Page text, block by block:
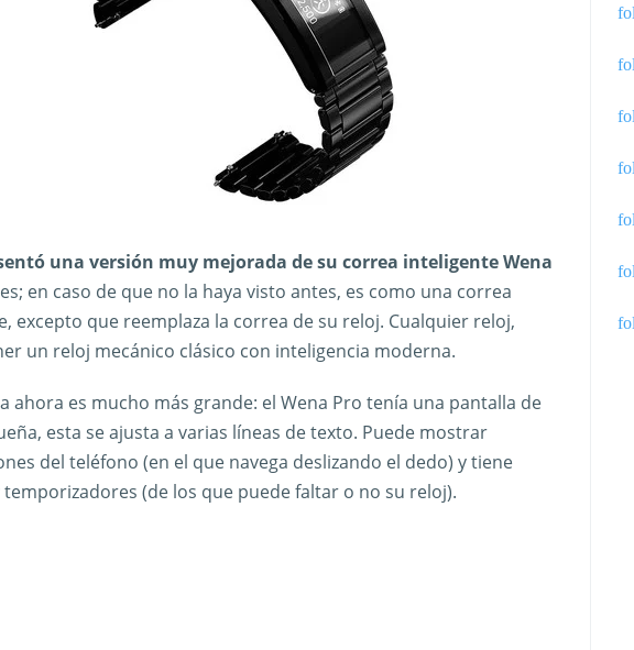
una versión muy mejorada de su correa inteligente Wena
en caso de que no la haya visto antes, es como una correa
excepto que reemplaza la correa de su reloj. Cualquier reloj,
un reloj mecánico clásico con inteligencia moderna.
ahora es mucho más grande: el Wena Pro tenía una pantalla de
esta se ajusta a varias líneas de texto. Puede mostrar
del teléfono (en el que navega deslizando el dedo) y tiene
temporizadores (de los que puede faltar o no su reloj).